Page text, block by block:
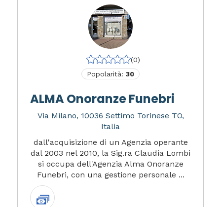
(0)
Popolarità: 30
ALMA Onoranze Funebri
Via Milano, 10036 Settimo Torinese TO,
Italia
dall'acquisizione di un Agenzia operante
dal 2003 nel 2010, la Sig.ra Claudia Lombi
si occupa dell'Agenzia Alma Onoranze
Funebri, con una gestione personale ...